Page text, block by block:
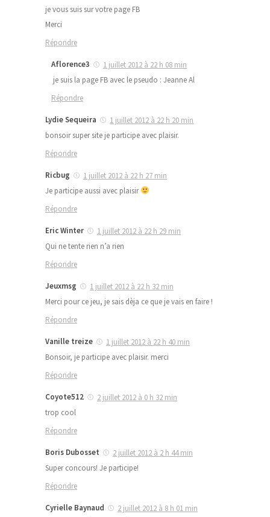
je vous suis sur votre page FB
Merci
Répondre
Aflorence3
1 juillet 2012 à 22 h 08 min
je suis la page FB avec le pseudo : Jeanne Al
Répondre
Lydie Sequeira
1 juillet 2012 à 22 h 20 min
bonsoir super site je participe avec plaisir.
Répondre
Ricbug
1 juillet 2012 à 22 h 27 min
Je participe aussi avec plaisir
Répondre
Eric Winter
1 juillet 2012 à 22 h 29 min
Qui ne tente rien n’a rien
Répondre
Jeuxmsg
1 juillet 2012 à 22 h 32 min
Merci pour ce jeu, je sais dèja ce que je vais en faire !
Répondre
Vanille treize
1 juillet 2012 à 22 h 40 min
Bonsoir, je participe avec plaisir. merci
Répondre
Coyote512
2 juillet 2012 à 0 h 32 min
trop cool
Répondre
Boris Dubosset
2 juillet 2012 à 2 h 44 min
Super concours! Je participe!
Répondre
Cyrielle Baynaud
2 juillet 2012 à 8 h 01 min